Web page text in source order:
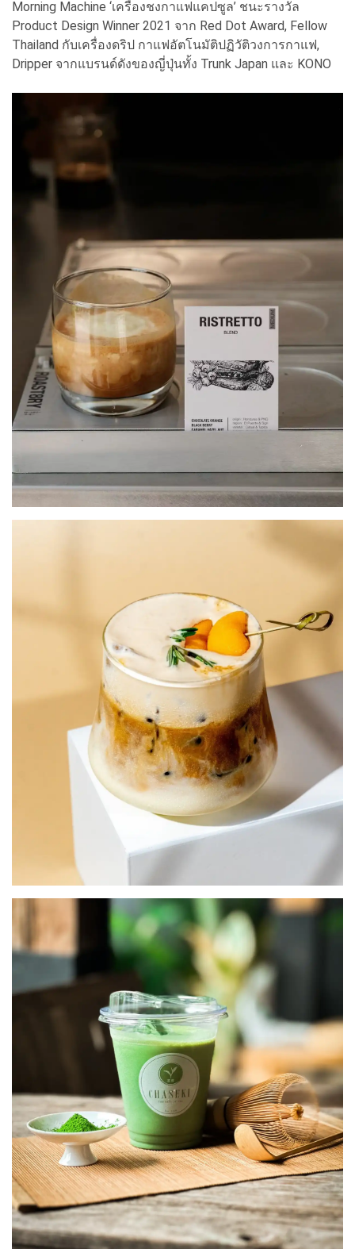
Morning Machine ‘เครื่องชงกาแฟแคปซูล’ ชนะรางวัล
Product Design Winner 2021 จาก Red Dot Award, Fellow
Thailand กับเครื่องดริป กาแฟอัตโนมัติปฏิวัติวงการกาแฟ,
Dripper จากแบรนด์ดังของญี่ปุ่นทั้ง Trunk Japan และ KONO